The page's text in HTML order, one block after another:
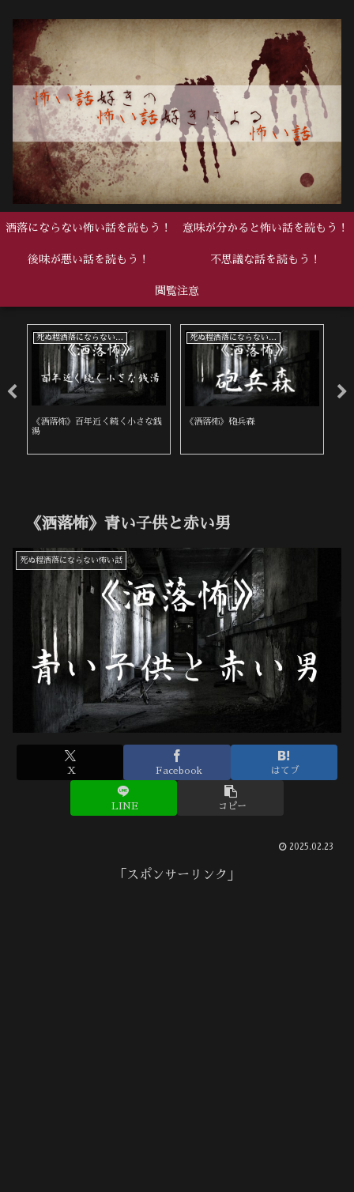
洒落にならない怖い話を読もう！ 意味が分かると怖い話を読もう！
後味が悪い話を読もう！ 不思議な話を読もう！
閲覧注意
死ぬ程洒落にならない怖い話
《洒落怖》百年近く続く小さな銭
湯
死ぬ程洒落にならない怖い話
《洒落怖》砲兵森
《洒落怖》青い子供と赤い男
死ぬ程洒落にならない怖い話
X Facebook はてブ
LINE コピー
2025.02.23
「スポンサーリンク」